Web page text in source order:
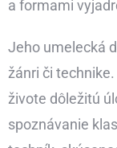
a formami
Jeho umelecká
žánri či
živote dôležitú
spoznávanie